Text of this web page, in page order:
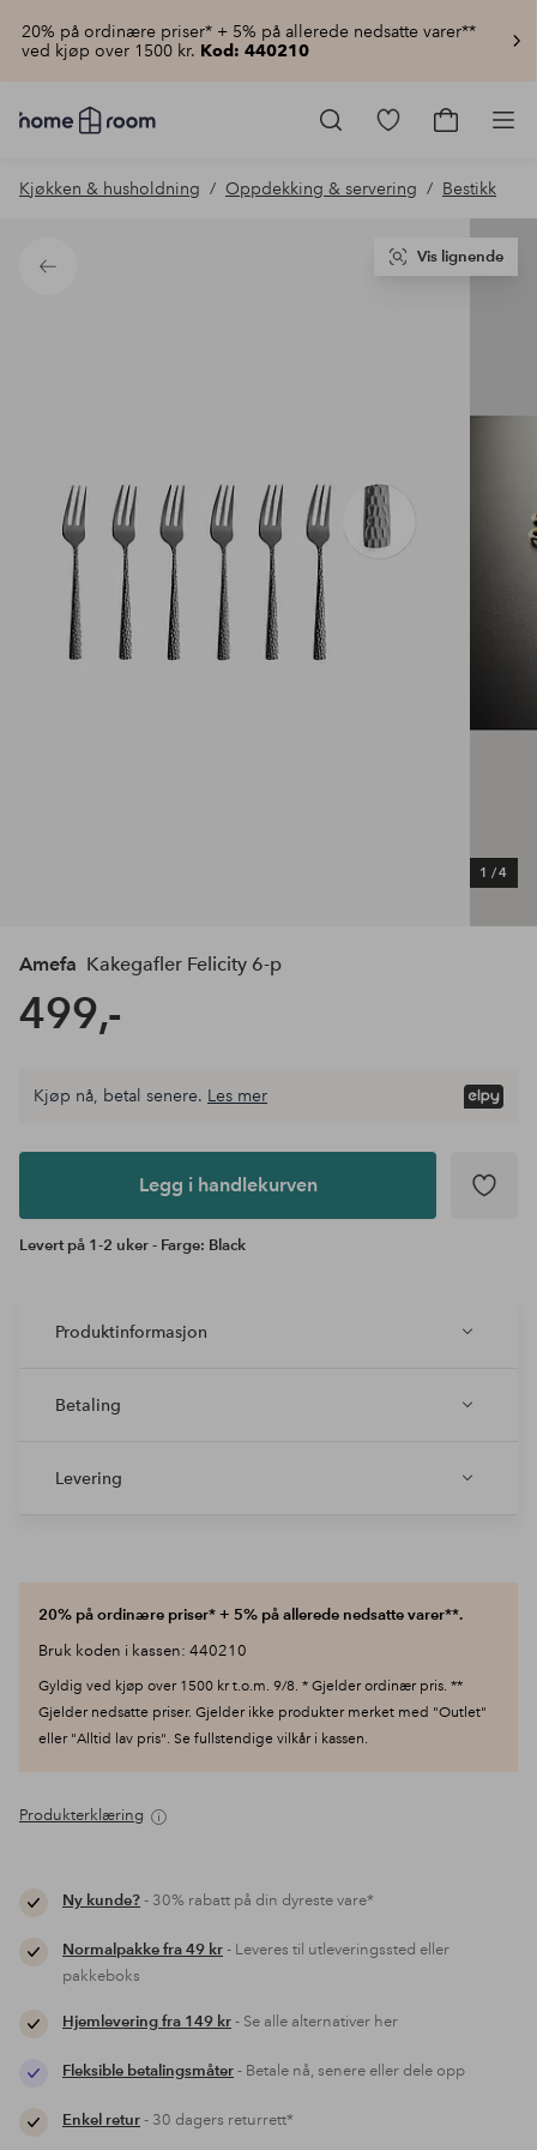
20% på ordinære priser* + 5% på allerede nedsatte varer**
ved kjøp over 1500 kr. Kod: 440210
Homeroom
–
hjemmet
pris
Gå
produkter
Gå
Kjøkken & husholdning Oppdekking & servering Bestikk
Tilbake
1 /4
Vis lignende
Amefa Kakegafler Felicity 6-p
499,-
Legg i
Kjøp nå, betal senere. Les mer
Legg i handlekurven
Levert på 1-2 uker - Farge: Black
Produktinformasjon
Betaling
Levering
20% på ordinære priser* + 5% på allerede nedsatte varer**.
Bruk koden i kassen: 440210
Gyldig ved kjøp over 1500 kr t.o.m. 9/8. * Gjelder ordinær pris. **
Gjelder nedsatte priser. Gjelder ikke produkter merket med "Outlet"
eller "Alltid lav pris". Se fullstendige vilkår i kassen.
Produkterklæring
Ny kunde?- 30% rabatt på din dyreste vare*
Normalpakke fra 49 kr- Leveres til utleveringssted eller
pakkeboks
Hjemlevering fra 149 kr- Se alle alternativer her
Fleksible betalingsmåter- Betale nå, senere eller dele opp
Enkel retur- 30 dagers returrett*